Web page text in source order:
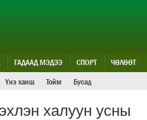
ГАДААД МЭДЭЭ СПОРТ
ЧӨЛӨӨТ
Үнэ ханш Тойм Бусад
халуун усны